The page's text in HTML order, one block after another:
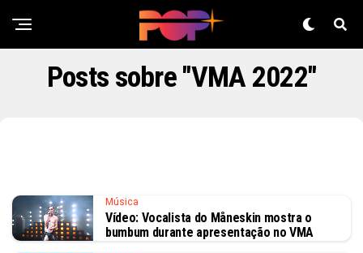
Posts sobre "VMA 2022"
Música
Vídeo: Vocalista do Måneskin mostra o
bumbum durante apresentação no VMA